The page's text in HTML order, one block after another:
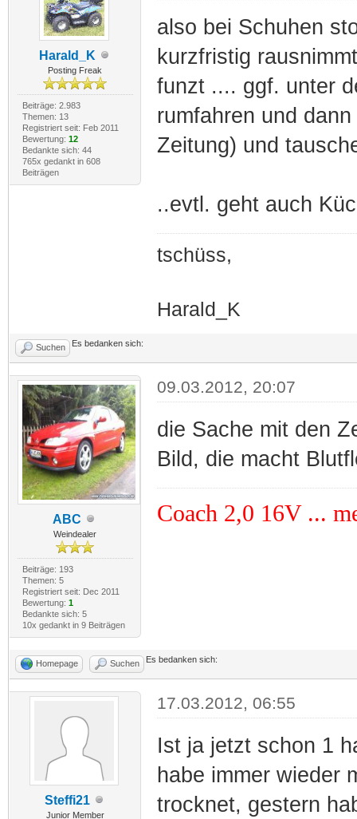
Harald_K
Posting Freak
Beiträge: 2.983
Themen: 13
Registriert seit: Feb 2011
Bewertung: 12
Bedankte sich: 44
765x gedankt in 608
Beiträgen
also bei Schuhen
kurzfristig
funzt .... ggf. unter
rumfahren und
Zeitung) und
..evtl. geht auch
tschüss,
Harald_K
Suchen Es bedanken sich:
ABC
Weindealer
Beiträge: 193
Themen: 5
Registriert seit: Dec 2011
Bewertung: 1
Bedankte sich: 5
10x gedankt in 9 Beiträgen
09.03.2012, 20:07
die Sache mit den
Bild, die macht
Coach 2,0 16V ...
Homepage Suchen Es bedanken sich:
Steffi21
Junior Member
17.03.2012, 06:55
Ist ja jetzt schon 1
habe immer wieder
trocknet, gestern